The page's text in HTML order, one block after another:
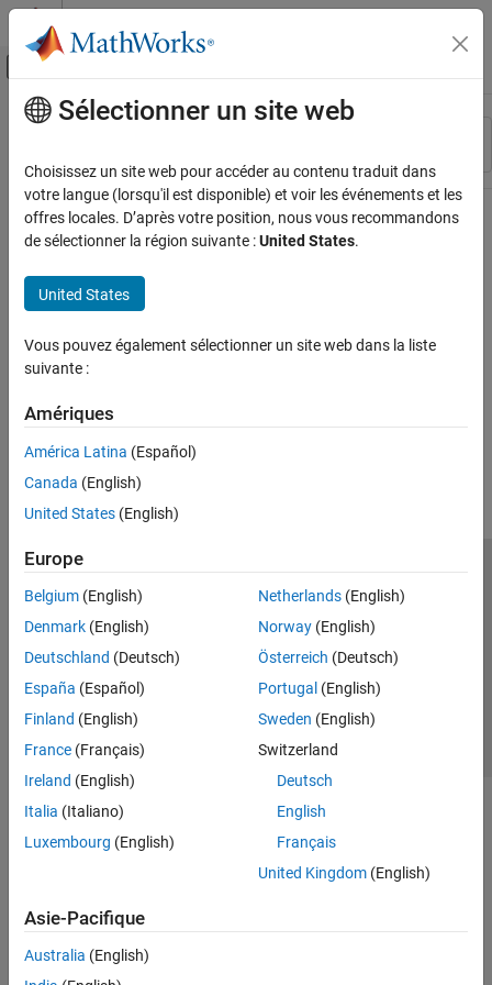
Passer au contenu
Activer/désactiver l'affichage du menu
Ressource
Contenu principal
Sélectionner un site web
Choisissez un site web pour accéder au contenu traduit dans
votre langue (lorsqu'il est disponible) et voir les événements et les
offres locales. D’après votre position, nous vous recommandons
de sélectionner la région suivante :United States.
United States
Vous pouvez également sélectionner un site web dans la liste
suivante :
Amériques
América Latina (Español)
Canada (English)
United States (English)
Europe
Belgium (English)
Denmark (English)
Deutschland (Deutsch)
España (Español)
Finland (English)
France (Français)
Ireland (English)
Italia (Italiano)
Luxembourg (English)
Netherlands(English)
Norway(English)
Österreich (Deutsch)
Portugal (English)
Sweden (English)
Switzerland
Deutsch
English
Français
United Kingdom(English)
Asie-Pacifique
Australia (English)
Lutte anti-piratage
Contacts locaux
© 1994-2026 The MathWorks, Inc.